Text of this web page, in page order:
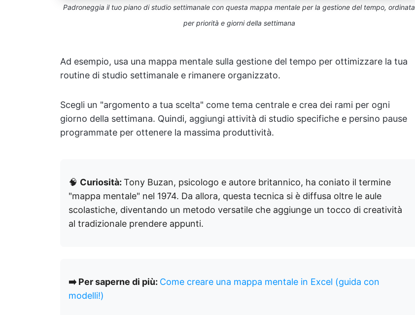
Padroneggia il tuo piano di studio settimanale con questa mappa mentale per la gestione del tempo, ordinata
per priorità e giorni della settimana
Ad esempio, usa una mappa mentale sulla gestione del tempo per ottimizzare la tua
routine di studio settimanale e rimanere organizzato.
Scegli un "argomento a tua scelta" come tema centrale e crea dei rami per ogni
giorno della settimana. Quindi, aggiungi attività di studio specifiche e persino pause
programmate per ottenere la massima produttività.
🧠 Curiosità: Tony Buzan, psicologo e autore britannico, ha coniato il termine
"mappa mentale" nel 1974. Da allora, questa tecnica si è diffusa oltre le aule
scolastiche, diventando un metodo versatile che aggiunge un tocco di creatività
al tradizionale prendere appunti.
➡️ Per saperne di più: Come creare una mappa mentale in Excel (guida con
modelli!)